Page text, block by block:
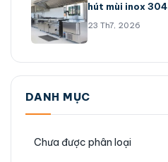
hút mùi inox 304
23 Th7, 2026
DANH MỤC
Chưa được phân loại